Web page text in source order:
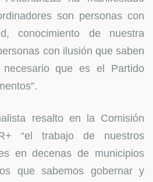
son personas con
conocimiento de nuestra
con ilusión que saben
que es el Partido
resalto en la Comisión
“el trabajo de nuestros
en decenas de municipios
que sabemos gobernar y